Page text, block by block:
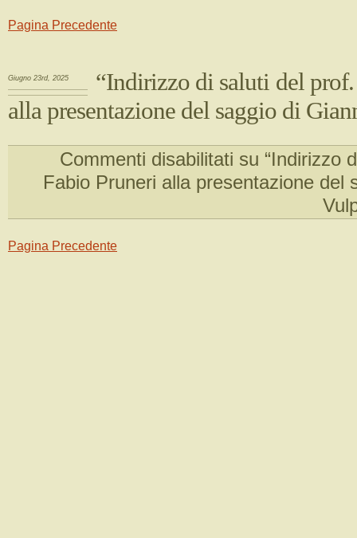
Pagina Precedente
Giugno 23rd, 2025
“Indirizzo di saluti del
alla presentazione del saggio di
Commenti disabilitati su “Indirizzo
Fabio Pruneri alla presentazione del
Pagina Precedente